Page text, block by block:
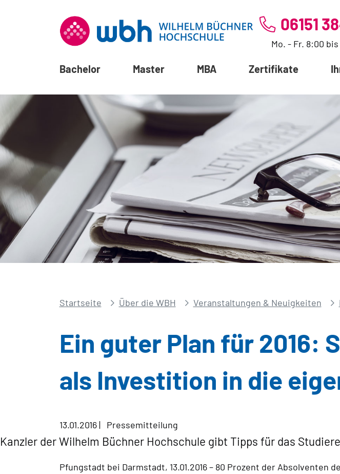
06151
Mo. - Fr. 8:00
Bachelor Master MBA Zertifikate
Startseite Über die WBH Veranstaltungen & Neuigkeiten
Ein guter Plan für 2016:
als Investition in die
13.01.2016| Pressemitteilung
Kanzler der Wilhelm Büchner Hochschule gibt Tipps für das
Pfungstadt bei Darmstadt, 13.01.2016 – 80 Prozent der Absolventen